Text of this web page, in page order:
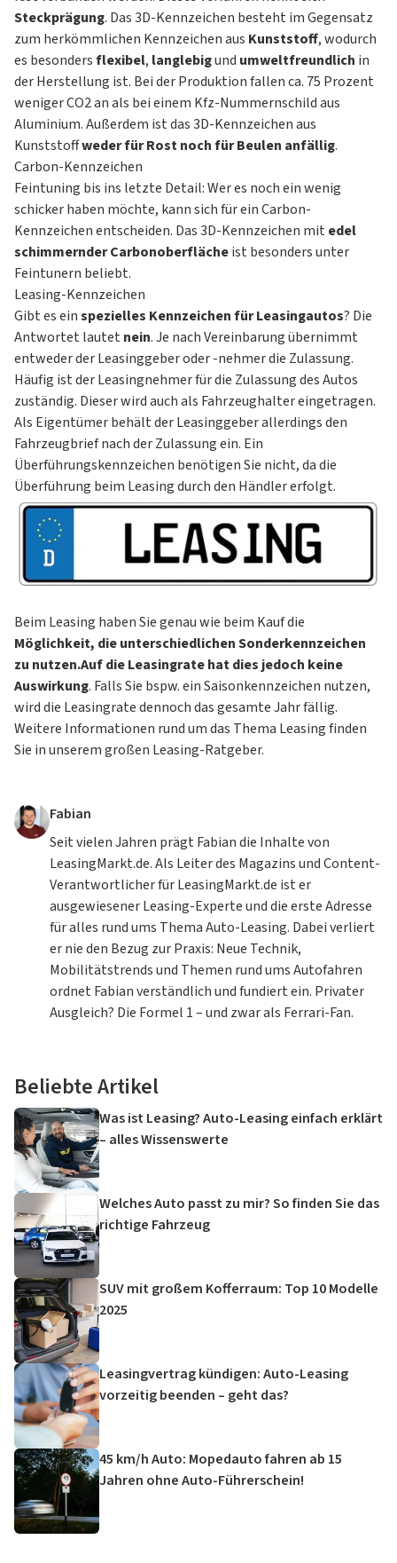
Steckprägung. Das 3D-Kennzeichen besteht im Gegensatz
zum herkömmlichen Kennzeichen aus Kunststoff, wodurch
es besondersflexibel, langlebigund umweltfreundlich in
der Herstellung ist. Bei der Produktion fallen ca. 75 Prozent
weniger CO2 an als bei einem Kfz-Nummernschild aus
Aluminium. Außerdem ist das 3D-Kennzeichen aus
Kunststoffweder für Rost noch für Beulen anfällig.
Carbon-Kennzeichen
Feintuning bis ins letzte Detail: Wer es noch ein wenig
schicker haben möchte, kann sich für ein Carbon-
Kennzeichen entscheiden. Das 3D-Kennzeichen mit edel
schimmernder Carbonoberflächeist besonders unter
Feintunern beliebt.
Leasing-Kennzeichen
Gibt es einspezielles Kennzeichen für Leasingautos? Die
Antwortet lautet nein. Je nach Vereinbarung übernimmt
entweder der Leasinggeber oder -nehmer die Zulassung.
Häufig ist der Leasingnehmer für die Zulassung des Autos
zuständig. Dieser wird auch als Fahrzeughalter eingetragen.
Als Eigentümer behält der Leasinggeber allerdings den
Fahrzeugbrief nach der Zulassung ein. Ein
Überführungskennzeichen benötigen Sie nicht, da die
Überführung beim Leasing durch den Händler erfolgt.
Beim Leasing haben Sie genau wie beim Kauf die
Möglichkeit, die unterschiedlichen Sonderkennzeichen
zu nutzen.Auf die Leasingrate hat dies jedoch keine
Auswirkung. Falls Sie bspw. ein Saisonkennzeichen nutzen,
wird die Leasingrate dennoch das gesamte Jahr fällig.
Weitere Informationen rund um das Thema Leasing finden
Sie in unserem großen Leasing-Ratgeber.
Fabian
Seit vielen Jahren prägt Fabian die Inhalte von
LeasingMarkt.de. Als Leiter des Magazins und Content-
Verantwortlicher für LeasingMarkt.de ist er
ausgewiesener Leasing-Experte und die erste Adresse
für alles rund ums Thema Auto-Leasing. Dabei verliert
er nie den Bezug zur Praxis: Neue Technik,
Mobilitätstrends und Themen rund ums Autofahren
ordnet Fabian verständlich und fundiert ein. Privater
Ausgleich? Die Formel 1 – und zwar als Ferrari-Fan.
Beliebte Artikel
Was ist Leasing? Auto-Leasing einfach erklärt
– alles Wissenswerte
Welches Auto passt zu mir? So finden Sie das
richtige Fahrzeug
SUV mit großem Kofferraum: Top 10 Modelle
2025
Leasingvertrag kündigen: Auto-Leasing
vorzeitig beenden – geht das?
45 km/h Auto: Mopedauto fahren ab 15
Jahren ohne Auto-Führerschein!